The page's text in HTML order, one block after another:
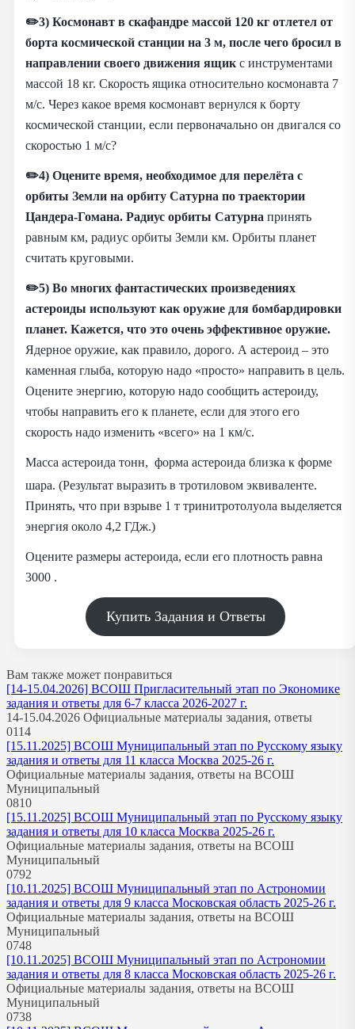
✏️3) Космонавт в скафандре массой 120 кг отлетел от
борта космической станции на 3 м, после чего бросил в
направлении своего движения ящикс инструментами
массой 18 кг. Скорость ящика относительно космонавта 7
м/с. Через какое время космонавт вернулся к борту
космической станции, если первоначально он двигался со
скоростью 1 м/с?
✏️4) Оцените время, необходимое для перелёта с
орбиты Земли на орбиту Сатурна по траектории
Цандера-Гомана. Радиус орбиты Сатурна принять
равным км, радиус орбиты Земли км. Орбиты планет
считать круговыми.
✏️5) Во многих фантастических произведениях
астероиды используют как оружие для бомбардировки
планет. Кажется, что это очень эффективное оружие.
Ядерное оружие, как правило, дорого. А астероид – это
каменная глыба, которую надо «просто» направить в цель.
Оцените энергию, которую надо сообщить астероиду,
чтобы направить его к планете, если для этого его
скорость надо изменить «всего» на 1 км/с.
Масса астероида тонн, форма астероида близка к форме
шара. (Результат выразить в тротиловом эквиваленте.
Принять, что при взрыве 1 т тринитротолуола выделяется
энергия около 4,2 ГДж.)
Оцените размеры астероида, если его плотность равна
3000 .
Купить Задания и Ответы
Вам также может понравиться
[14-15.04.2026] ВСОШ Пригласительный этап по Экономике
задания и ответы для 6-7 класса 2026-2027 г.
14-15.04.2026 Официальные материалы задания, ответы
0114
[15.11.2025] ВСОШ Муниципальный этап по Русскому языку
задания и ответы для 11 класса Москва 2025-26 г.
Официальные материалы задания, ответы на ВСОШ
Муниципальный
0810
[15.11.2025] ВСОШ Муниципальный этап по Русскому языку
задания и ответы для 10 класса Москва 2025-26 г.
Официальные материалы задания, ответы на ВСОШ
Муниципальный
0792
[10.11.2025] ВСОШ Муниципальный этап по Астрономии
задания и ответы для 9 класса Московская область 2025-26 г.
Официальные материалы задания, ответы на ВСОШ
Муниципальный
0748
[10.11.2025] ВСОШ Муниципальный этап по Астрономии
задания и ответы для 8 класса Московская область 2025-26 г.
Официальные материалы задания, ответы на ВСОШ
Муниципальный
0738